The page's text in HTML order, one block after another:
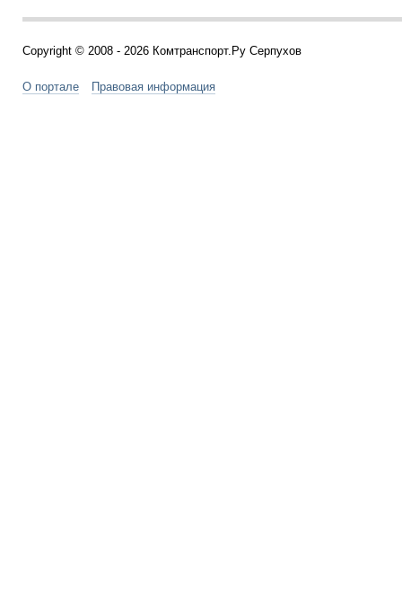
Copyright © 2008 - 2026 Комтранспорт.Ру Серпухов
О портале Правовая информация